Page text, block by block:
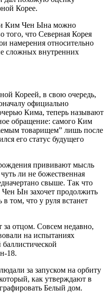
Корее.
Ким Чен Ына можно
того, что Северная Корея
намерения относительно
сложных внутренних
Кореей, в свою очередь,
официально
Кима, теперь называют
обращение: самого Ким
товарищем” лишь после
его статус будущего
прививают мысль
ли не божественная
свыше. Так что
Ын захочет продолжить
том, что у руля встанет
за отцом. Совсем недавно,
на испытаниях
18.
за запуском на орбиту
как утверждают в
Белый дом.